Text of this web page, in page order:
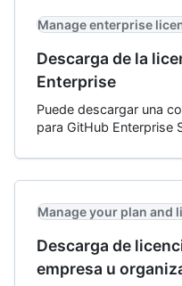
Manage enterprise
Descarga de la
Enterprise
Puede descargar una
para GitHub Enterprise
Manage your plan and
Descarga de
empresa u